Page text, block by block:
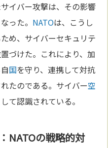
イバー攻撃は、その影響
った。 NATOは、こうし
め、サイバーセキュリテ
づけた。これにより、加
国を守り、連携して対抗
たのである。サイバー空
て認識されている。
NATOの戦略的対